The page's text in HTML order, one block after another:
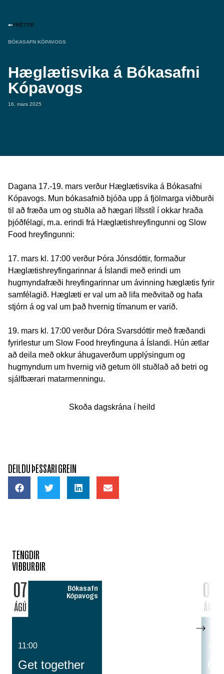
FRÉTTIR
BÓKASAFN KÓPAVOGS
Hæglætisvika á Bókasafni
Kópavogs
16. mars 2025
Dagana 17.-19. mars verður Hæglætisvika á Bókasafni
Kópavogs. Mun bókasafnið bjóða upp á fjölmarga viðburði
til að fræða um og stuðla að hægari lífsstíl í okkar hraða
þjóðfélagi, m.a. erindi frá Hæglætishreyfingunni og Slow
Food hreyfingunni:
17. mars kl. 17:00 verður Þóra Jónsdóttir, formaður
Hæglætishreyfingarinnar á Íslandi með erindi um
hugmyndafræði hreyfingarinnar um ávinning hæglætis fyrir
samfélagið. Hæglæti er val um að lifa meðvitað og hafa
stjórn á og val um það hvernig tímanum er varið.
19. mars kl. 17:00 verður Dóra Svarsdóttir með fræðandi
fyrirlestur um Slow Food hreyfinguna á Íslandi. Hún ætlar
að deila með okkur áhugaverðum upplýsingum og
hugmyndum um hvernig við getum öll stuðlað að betri og
sjálfbærari matarmenningu.
Skoða dagskrána í heild
DEILDU ÞESSARI GREIN
TENGDIR
VIÐBURÐIR
07
ÁGÚ
Bókasafn
Kópavogs
11:00
Get together
07
ÁGÚ